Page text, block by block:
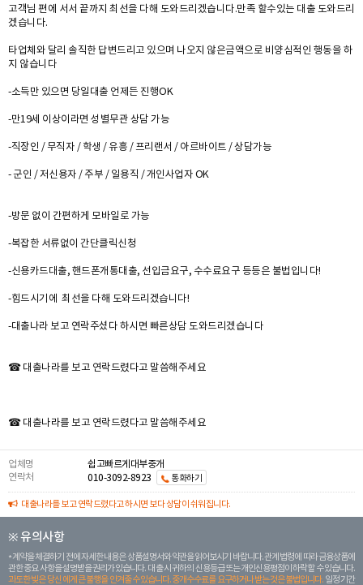
고객님 편에 서서 끝까지 최선을 다해 도와드리겠습니다.만족 할수있는 대출 도와드리
겠습니다.
타업체와 달리 솔직한 답변드리고 있으며 나오지 않은금액으로 비양심적인 행동을 하
지 않습니다
-소득만 있으면 당일대출 언제든 진행OK
-만19세 이상이라면 성별무관 상담 가능
-직장인 / 무직자 / 학생 / 유흥 / 프리랜서 / 아르바이트 / 상담가능
- 군인 / 저신용자 / 주부 / 일용직 / 개인사업자 OK
-방문 없이 간편하게 모바일로 가능
-복잡한 서류없이 간단클릭신청
-신용카드대출, 핸드폰개통대출, 선입금요구, 수수료요구 등등은 불법입니다!
-힘드시기에 최선을 다해 도와드리겠습니다!
-대출나라 보고 연락주셨다 하시면 빠른상담 도와드리겠습니다
☎ 대출나라를 보고 연락드렸다고 말씀해주세요
☎ 대출나라를 보고 연락드렸다고 말씀해주세요
업체명
쉽고빠르게대부중개
연락처
010-3092-8923 통화하기
대출나라를 보고 연락드렸다고 하시면 보다 상담이 쉬워집니다.
※ 유의사항
계약을 체결하기 전에 자세한 내용은 상품설명서와 약관을 읽어보시기 바랍니다. 관계 법령에 따라 금융상품에
관한 중요 사항을 설명받을 권리가 있습니다. 대 출 시 귀하의 신용등급 또는 개인신용평점이 하락할 수 있습니다.
과도한 빚은 당신 에게 큰 불행을 안겨줄 수 있습니다. 중개수수료를 요구하거나 받는 것은 불법입니다. 일정 기간